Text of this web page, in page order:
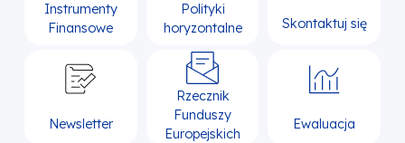
Instrumenty
Finansowe
Polityki
horyzontalne
Skontaktuj się
Newsletter
Rzecznik
Funduszy
Europejskich
Ewaluacja